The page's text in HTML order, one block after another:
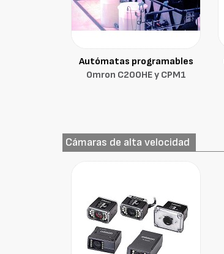
Autómatas programables
Omron C200HE y CPM1
Cámaras de alta velocidad